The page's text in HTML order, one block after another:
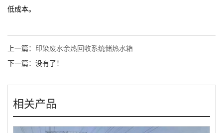
低成本。
上一篇： 印染废水余热回收系统储热水箱
下一篇：没有了！
相关产品